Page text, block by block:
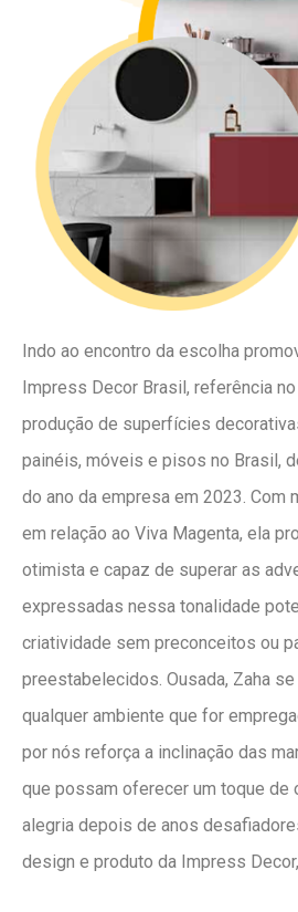
Indo ao encontro da escolha
Impress Decor Brasil, referência
produção de superfícies
painéis, móveis e pisos no Brasil,
do ano da empresa em 2023. Com
em relação ao Viva Magenta, ela
otimista e capaz de superar as
expressadas nessa tonalidade
criatividade sem preconceitos ou
preestabelecidos. Ousada, Zaha
qualquer ambiente que for
por nós reforça a inclinação das
que possam oferecer um toque de
alegria depois de anos
design e produto da Impress